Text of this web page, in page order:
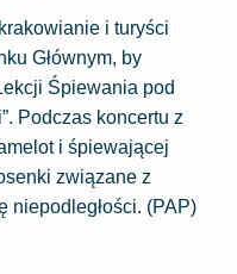
i turyści
Głównym, by
Śpiewania pod
Podczas koncertu z
i śpiewającej
związane z
niepodległości. (PAP)